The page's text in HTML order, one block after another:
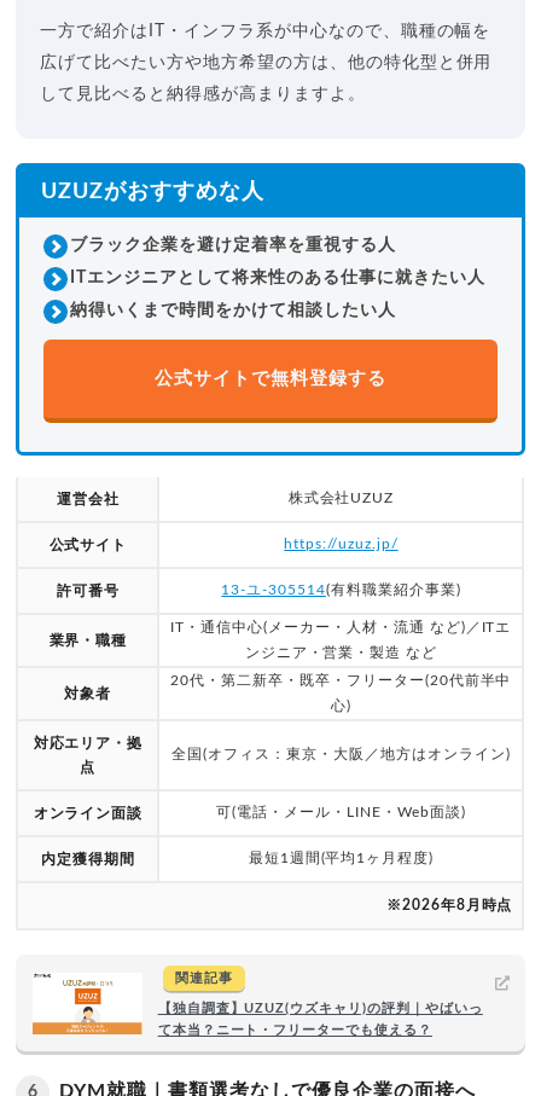
一方で紹介はIT・インフラ系が中心なので、職種の幅を
広げて比べたい方や地方希望の方は、他の特化型と併用
して見比べると納得感が高まりますよ。
UZUZがおすすめな人
ブラック企業を避け定着率を重視する人
ITエンジニアとして将来性のある仕事に就きたい人
納得いくまで時間をかけて相談したい人
公式サイトで無料登録する
運営会社 株式会社UZUZ
公式サイト https://uzuz.jp/
許可番号 13-ユ-305514(有料職業紹介事業)
業界・職種
IT・通信中心(メーカー・人材・流通 など)／ITエ
ンジニア・営業・製造 など
対象者
20代・第二新卒・既卒・フリーター(20代前半中
心)
対応エリア・拠
点
全国(オフィス：東京・大阪／地方はオンライン)
オンライン面談 可(電話・メール・LINE・Web面談)
内定獲得期間 最短1週間(平均1ヶ月程度)
※2026年8月時点
関連記事
【独自調査】UZUZ(ウズキャリ)の評判｜やばいっ
て本当？ニート・フリーターでも使える？
6 DYM就職｜書類選考なしで優良企業の面接へ